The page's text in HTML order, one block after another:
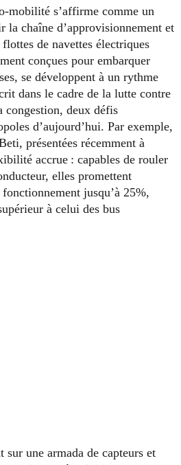
mobilité s’affirme comme un
la chaîne d’approvisionnement et
de navettes électriques
conçues pour embarquer
se développent à un rythme
dans le cadre de la lutte contre
deux défis
d’aujourd’hui. Par exemple,
présentées récemment à
accrue : capables de rouler
elles promettent
jusqu’à 25%,
à celui des bus
sur une armada de capteurs et